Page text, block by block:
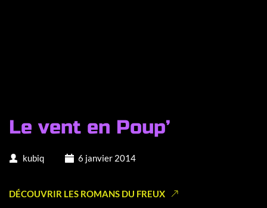
Le vent en Poup’
kubiq 6 janvier 2014
DÉCOUVRIR LES ROMANS DU FREUX